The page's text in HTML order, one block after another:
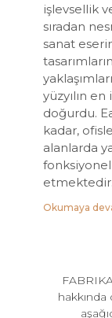
işlevsellik
sıradan
sanat
yüzyılın en
doğurdu.
kadar,
alanlarda
etmektedir.
Okumaya